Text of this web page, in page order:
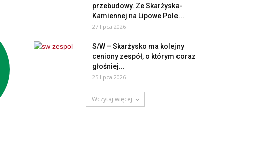
przebudowy. Ze Skarżyska-
Kamiennej na Lipowe Pole...
27 lipca 2026
S/W – Skarżysko ma kolejny
ceniony zespół, o którym coraz
głośniej...
25 lipca 2026
Wczytaj więcej